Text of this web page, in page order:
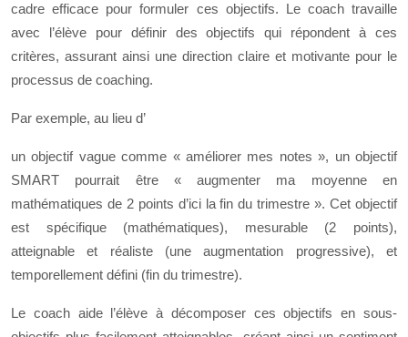
cadre efficace pour formuler ces objectifs. Le coach travaille
avec l’élève pour définir des objectifs qui répondent à ces
critères, assurant ainsi une direction claire et motivante pour le
processus de coaching.
Par exemple, au lieu d’
un objectif vague comme « améliorer mes notes », un objectif
SMART pourrait être « augmenter ma moyenne en
mathématiques de 2 points d’ici la fin du trimestre ». Cet objectif
est spécifique (mathématiques), mesurable (2 points),
atteignable et réaliste (une augmentation progressive), et
temporellement défini (fin du trimestre).
Le coach aide l’élève à décomposer ces objectifs en sous-